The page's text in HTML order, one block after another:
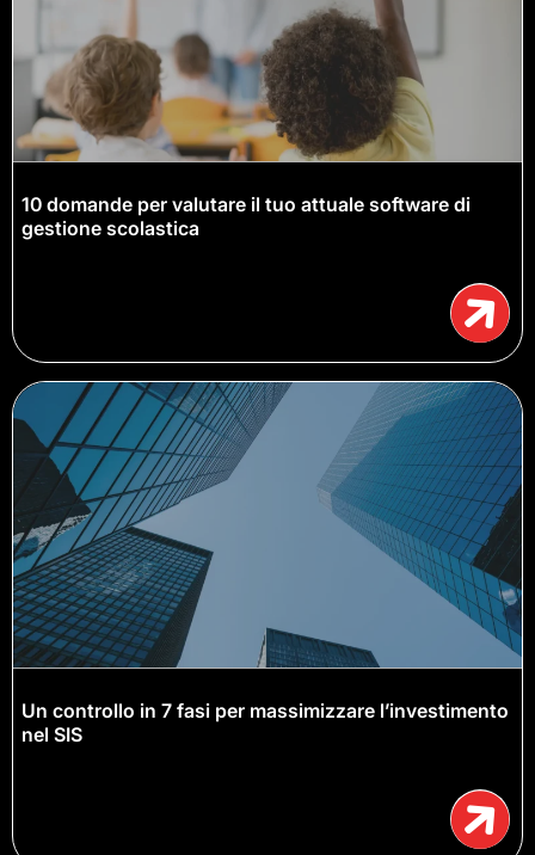
10 domande per valutare il tuo attuale software di
gestione scolastica
Un controllo in 7 fasi per massimizzare l’investimento
nel SIS